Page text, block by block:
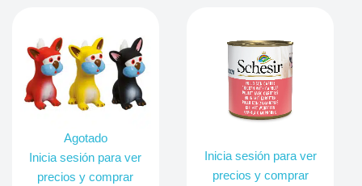
Agotado
Inicia sesión para ver
precios y comprar
Inicia sesión para ver
precios y comprar